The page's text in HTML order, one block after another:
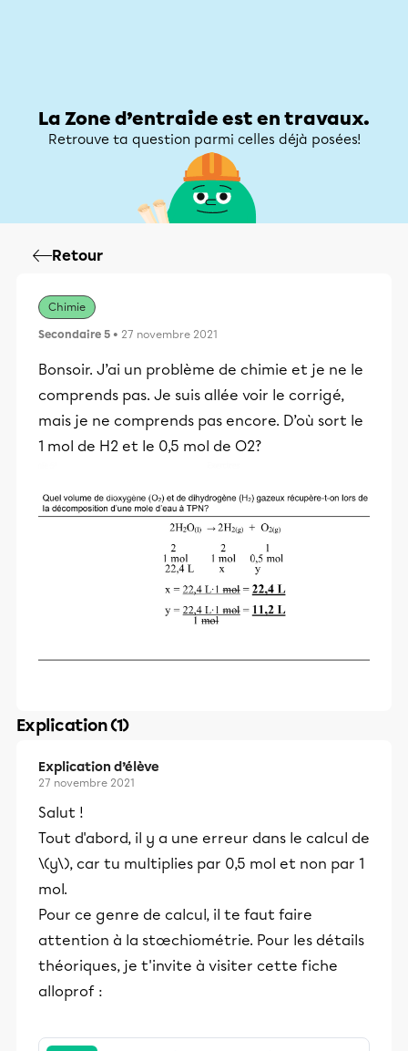
La Zone d’entraide est en travaux.
Retrouve ta question parmi celles déjà posées!
Retour
Chimie
Secondaire 5 • 27 novembre 2021
Bonsoir. J’ai un problème de chimie et je ne le
comprends pas. Je suis allée voir le corrigé,
mais je ne comprends pas encore. D’où sort le
1 mol de H2 et le 0,5 mol de O2?
Explication (1)
Explication d’élève
27 novembre 2021
Salut !
Tout d'abord, il y a une erreur dans le calcul de
\(y\), car tu multiplies par 0,5 mol et non par 1
mol.
Pour ce genre de calcul, il te faut faire
attention à la stœchiométrie. Pour les détails
théoriques, je t'invite à visiter cette fiche
alloprof :